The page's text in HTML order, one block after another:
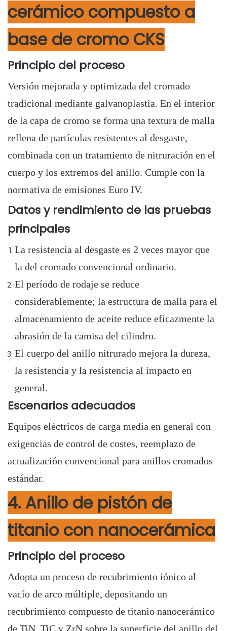
cerámico compuesto a
base de cromo CKS
Principio del proceso
Versión mejorada y optimizada del cromado
tradicional mediante galvanoplastia. En el interior
de la capa de cromo se forma una textura de malla
rellena de partículas resistentes al desgaste,
combinada con un tratamiento de nitruración en el
cuerpo y los extremos del anillo. Cumple con la
normativa de emisiones Euro IV.
Datos y rendimiento de las pruebas
principales
La resistencia al desgaste es 2 veces mayor que
la del cromado convencional ordinario.
El período de rodaje se reduce
considerablemente; la estructura de malla para el
almacenamiento de aceite reduce eficazmente la
abrasión de la camisa del cilindro.
El cuerpo del anillo nitrurado mejora la dureza,
la resistencia y la resistencia al impacto en
general.
Escenarios adecuados
Equipos eléctricos de carga media en general con
exigencias de control de costes, reemplazo de
actualización convencional para anillos cromados
estándar.
4. Anillo de pistón de
titanio con nanocerámica
Principio del proceso
Adopta un proceso de recubrimiento iónico al
vacío de arco múltiple, depositando un
recubrimiento compuesto de titanio nanocerámico
de TiN, TiC y ZrN sobre la superficie del anillo del